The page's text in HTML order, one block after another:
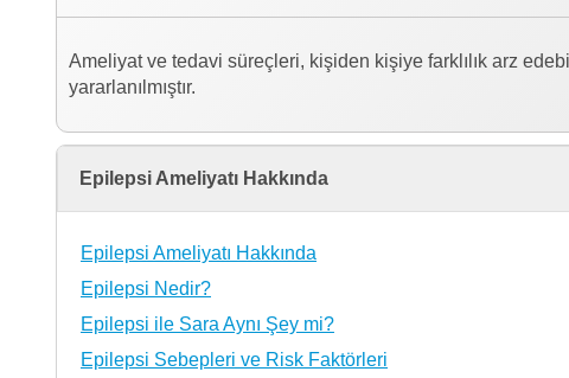
Ameliyat ve tedavi süreçleri, kişiden kişiye farklılık arz
yararlanılmıştır.
Epilepsi Ameliyatı Hakkında
Epilepsi Ameliyatı Hakkında
Epilepsi Nedir?
Epilepsi ile Sara Aynı Şey mi?
Epilepsi Sebepleri ve Risk Faktörleri